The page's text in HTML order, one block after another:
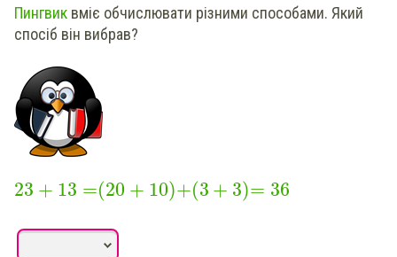
Пингвик вміє обчислювати різними способами. Який
спосіб він вибрав?
23 + 13 =(20 + 10)+(3 + 3)= 36